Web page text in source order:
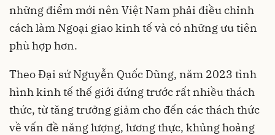
những điểm mới nên Việt Nam phải điều chỉnh
cách làm Ngoại giao kinh tế và có những ưu tiên
phù hợp hơn.
Theo Đại sứ Nguyễn Quốc Dũng, năm 2023 tình
hình kinh tế thế giới đứng trước rất nhiều thách
thức, từ tăng trưởng giảm cho đến các thách thức
về vấn đề năng lượng, lương thực, khủng hoảng